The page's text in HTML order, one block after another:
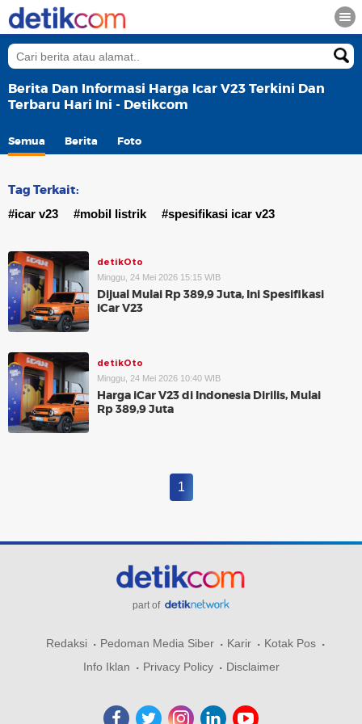
Berita Dan Informasi Harga Icar V23 Terkini Dan
Terbaru Hari Ini - Detikcom
Semua Berita Foto
Tag Terkait:
#icar v23 #mobil listrik #spesifikasi icar v23
detikOto
Minggu, 24 Mei 2026 15:15 WIB
Dijual Mulai Rp 389,9 Juta, Ini Spesifikasi
iCar V23
detikOto
Minggu, 24 Mei 2026 10:40 WIB
Harga iCar V23 di Indonesia Dirilis, Mulai
Rp 389,9 Juta
1
part of
Redaksi Pedoman Media Siber Karir
Kotak Pos
Info Iklan
Privacy Policy Disclaimer